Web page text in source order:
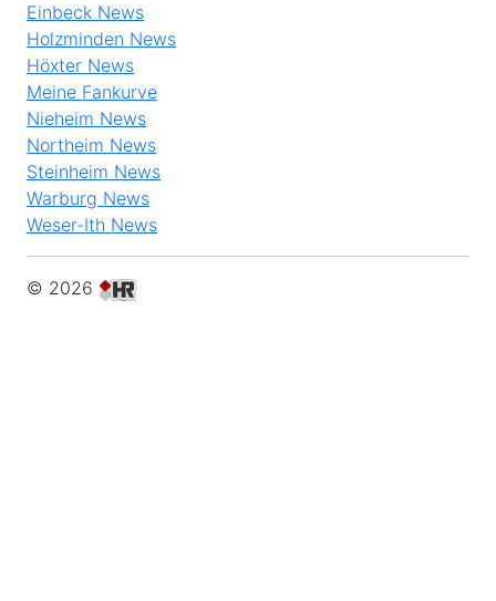
Einbeck News
Holzminden News
Höxter News
Meine Fankurve
Nieheim News
Northeim News
Steinheim News
Warburg News
Weser-Ith News
© 2026